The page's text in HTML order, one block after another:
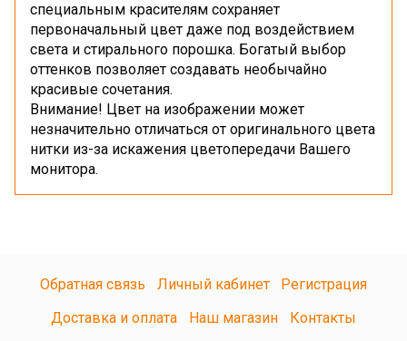
специальным красителям сохраняет
первоначальный цвет даже под воздействием
света и стирального порошка. Богатый выбор
оттенков позволяет создавать необычайно
красивые сочетания.
Внимание! Цвет на изображении может
незначительно отличаться от оригинального цвета
нитки из-за искажения цветопередачи Вашего
монитора.
Обратная связь Личный кабинет
Регистрация
Доставка и оплата
Наш магазин
Контакты